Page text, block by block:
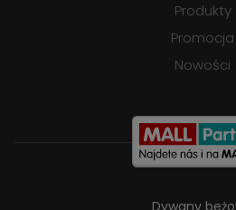
Produkty
Promocja
Nowości